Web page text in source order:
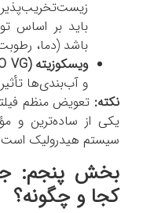
باید بر اساس
باشد (دما،
ویسکوزیته (VG
و آب‌بندی‌ها
نکته: تعویض منظم
یکی از ساده‌ترین و
سیستم هیدرولیک
بخش پنجم:
کجا و چگونه؟